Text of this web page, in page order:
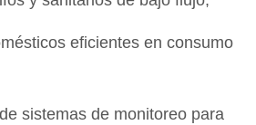
eficientes en consumo
sistemas de monitoreo para